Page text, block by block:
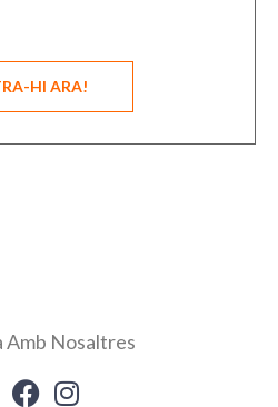
HI ARA!
Amb Nosaltres